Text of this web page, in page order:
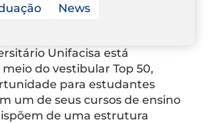
News
Unifacisa está
do vestibular Top 50,
para estudantes
um de seus cursos de ensino
de uma estrutura